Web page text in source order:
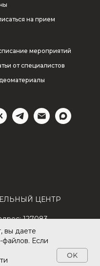
вы даете
файлов. Если
OK
на прием
мероприятий
от специалистов
ЦЕНТР
127083,
Д. 4,
1